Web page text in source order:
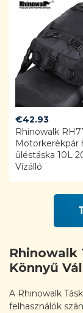
€42.93
Rhinowalk
Motorkerékpár
üléstáska 10L
Vízálló
Rhinowalk
Könnyű
A Rhinowalk
felhasználók